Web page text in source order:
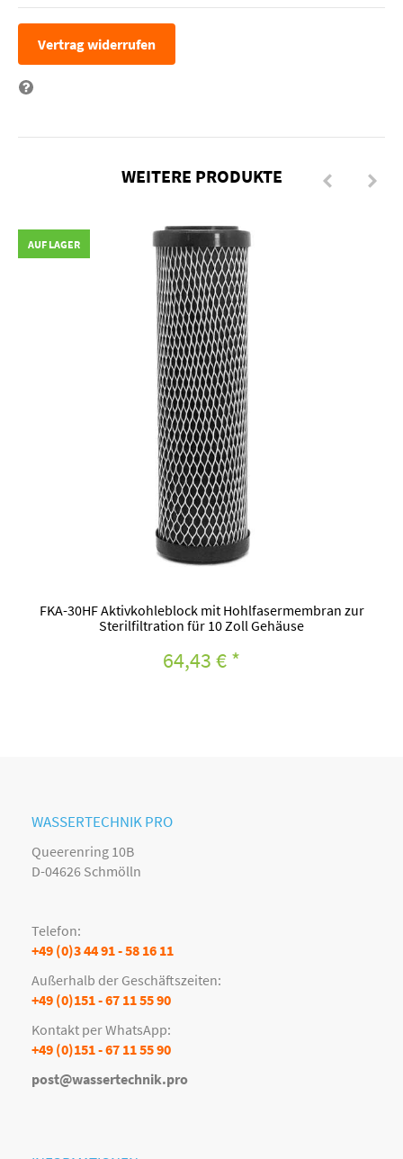
Vertrag widerrufen
WEITERE PRODUKTE
AUF LAGER
FKA-30HF Aktivkohleblock mit Hohlfasermembran zur
Sterilfiltration für 10 Zoll Gehäuse
64,43 €*
WASSERTECHNIK PRO
Queerenring 10B
D-04626 Schmölln
Telefon:
+49 (0)3 44 91 - 58 16 11
Außerhalb der Geschäftszeiten:
+49 (0)151 - 67 11 55 90
Kontakt per WhatsApp:
+49 (0)151 - 67 11 55 90
post@wassertechnik.pro